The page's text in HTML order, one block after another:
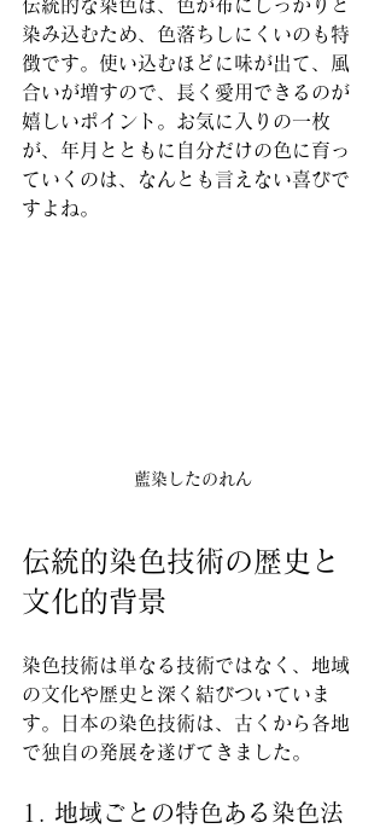
伝統的な染色は、色が布にしっかりと
染み込むため、色落ちしにくいのも特
徴です。使い込むほどに味が出て、風
合いが増すので、長く愛用できるのが
嬉しいポイント。お気に入りの一枚
が、年月とともに自分だけの色に育っ
ていくのは、なんとも言えない喜びで
すよね。
藍染したのれん
伝統的染色技術の歴史と
文化的背景
染色技術は単なる技術ではなく、地域
の文化や歴史と深く結びついていま
す。日本の染色技術は、古くから各地
で独自の発展を遂げてきました。
1. 地域ごとの特色ある染色法